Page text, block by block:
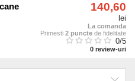
140,60
lei
La comanda
Primesti 2 puncte de fidelitate
0/5
0 review-uri